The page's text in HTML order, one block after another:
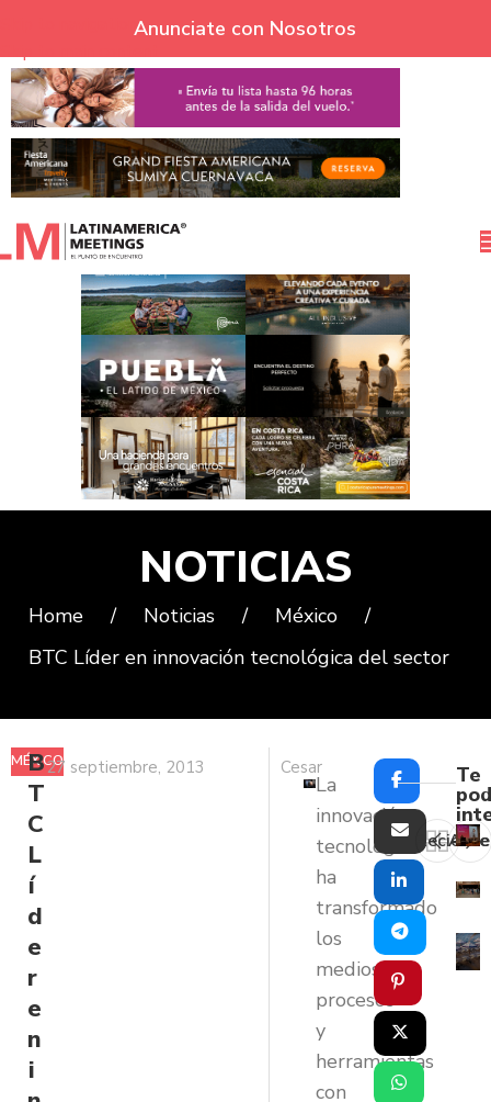
Skip to navigation
Skip to main content
Anunciate con Nosotros
NOTICIAS
Home / Noticias / México
/
BTC Líder en innovación tecnológica del sector
MÉXICO
B
T
C
L
í
d
e
r
e
n
i
27 septiembre, 2013 Cesar
La
innovación
tecnológica
ha
transformado
los
medios,
procesos
y
herramientas
con
Reciente
Te